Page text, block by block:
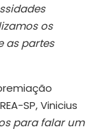
os
as partes
SP, Vinicius
para falar um